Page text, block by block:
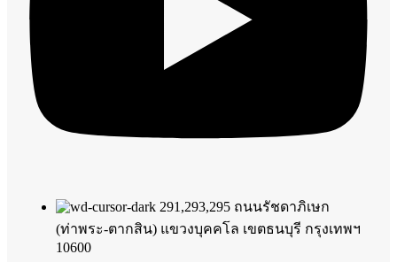
291,293,295 ถนนรัชดาภิเษก
(ท่าพระ-ตากสิน) แขวงบุคคโล เขตธนบุรี กรุงเทพฯ
10600